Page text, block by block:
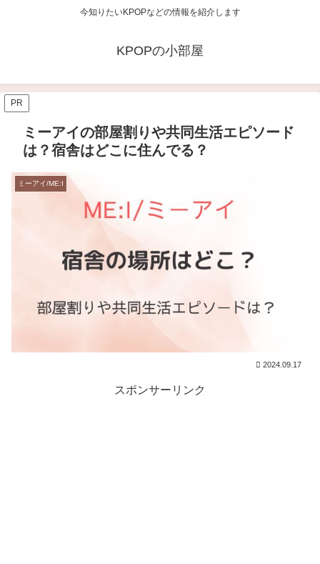
今知りたいKPOPなどの情報を紹介します
KPOPの小部屋
PR
ミーアイの部屋割りや共同生活エピソード
は？宿舎はどこに住んでる？
ミーアイ/ME:I
2024.09.17
スポンサーリンク